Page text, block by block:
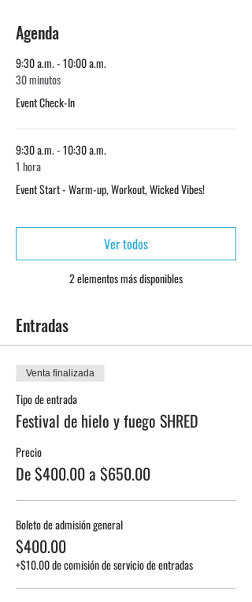
Agenda
9:30 a.m. - 10:00 a.m.
30 minutos
Event Check-In
9:30 a.m. - 10:30 a.m.
1 hora
Event Start - Warm-up, Workout, Wicked Vibes!
2 elementos más disponibles
Ver todos
Entradas
Venta finalizada
Tipo de entrada
Festival de hielo y fuego SHRED
Precio
De $400.00 a $650.00
Boleto de admisión general
$400.00
+$10.00 de comisión de servicio de entradas